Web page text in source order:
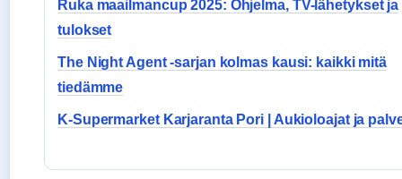
Ruka maailmancup 2025: Ohjelma, TV-lähetykset ja
tulokset
The Night Agent -sarjan kolmas kausi: kaikki mitä
tiedämme
K-Supermarket Karjaranta Pori | Aukioloajat ja